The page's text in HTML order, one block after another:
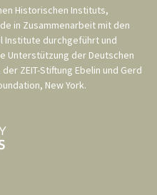
Historischen Instituts,
in Zusammenarbeit mit den
Institute durchgeführt und
Unterstützung der Deutschen
der ZEIT-Stiftung Ebelin und Gerd
New York.